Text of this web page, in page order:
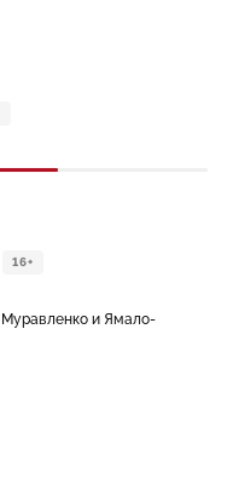
16+
и Ямало-